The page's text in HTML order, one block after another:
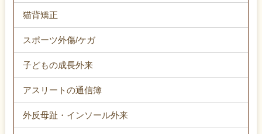
猫背矯正
スポーツ外傷/ケガ
子どもの成長外来
アスリートの通信簿
外反母趾・インソール外来